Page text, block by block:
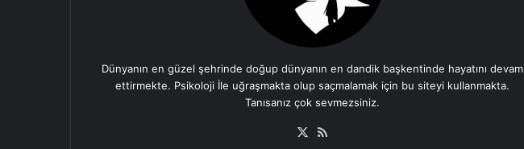
Dünyanın en güzel şehrinde doğup dünyanın en dandik başkentinde hayatını devam
ettirmekte. Psikoloji İle uğraşmakta olup saçmalamak için bu siteyi kullanmakta.
Tanısanız çok sevmezsiniz.
X